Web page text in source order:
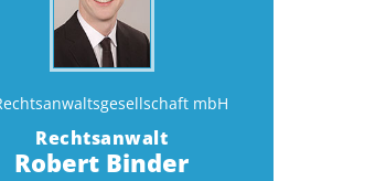
mbH
Rechtsanwalt
Robert Binder